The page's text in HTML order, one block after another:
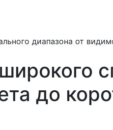
диапазона от
до